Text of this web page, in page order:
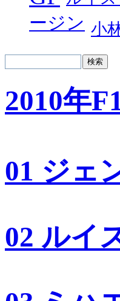
ージン 小
2010年
01 ジェ
02 ルイ